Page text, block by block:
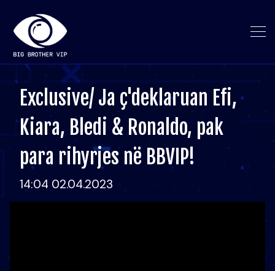
Exclusive/ Ja ç'deklaruan Efi,
Kiara, Bledi & Ronaldo, pak
para rihyrjes në BBVIP!
14:04 02.04.2023